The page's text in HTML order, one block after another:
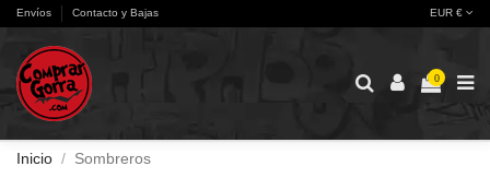
Envíos Contacto y Bajas EUR €
0
Inicio Sombreros